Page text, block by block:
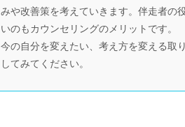
みや改善策を考えていきます。伴走者の
いのもカウンセリングのメリットです。
今の自分を変えたい、考え方を変える取
してみてください。